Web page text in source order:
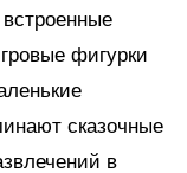
встроенные
фигурки
сказочные
в